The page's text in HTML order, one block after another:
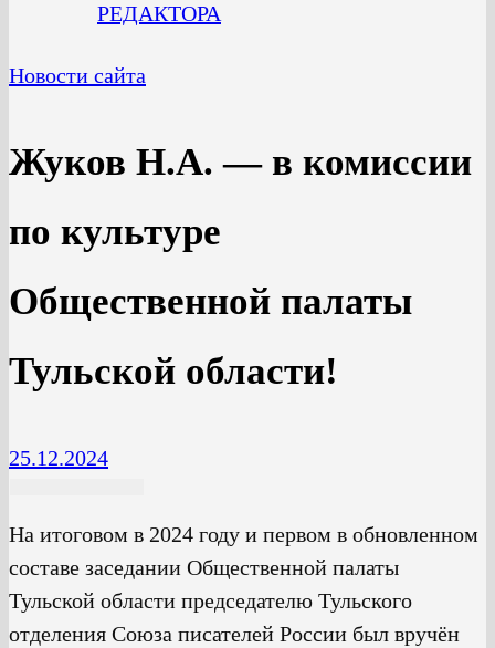
РЕДАКТОРА
Новости сайта
Жуков Н.А. — в комиссии
по культуре
Общественной палаты
Тульской области!
25.12.2024
На итоговом в 2024 году и первом в обновленном
составе заседании Общественной палаты
Тульской области председателю Тульского
отделения Союза писателей России был вручён